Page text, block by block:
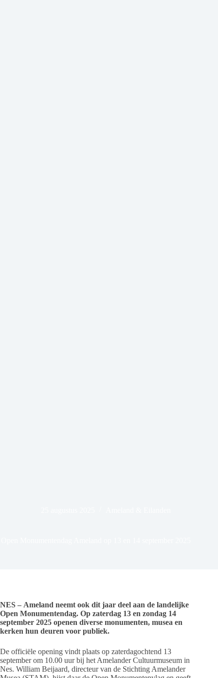
NES – Ameland neemt ook dit jaar deel aan de landelijke
Open Monumentendag. Op zaterdag 13 en zondag 14
september 2025 openen diverse monumenten, musea en
kerken hun deuren voor publiek.
De officiële opening vindt plaats op zaterdagochtend 13
september om 10.00 uur bij het Amelander Cultuurmuseum in
Nes. William Beijaard, directeur van de Stichting Amelander